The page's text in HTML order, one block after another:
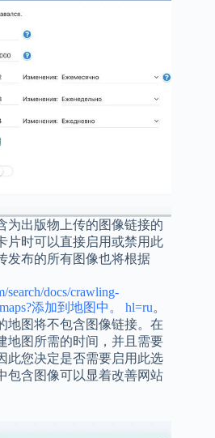
为出版物上传的图像链接的
片时可以直接启用或禁用此
发布的所有图像也将根据
search/docs/crawling-
添加到地图中。 hl=ru。
地图将不包含图像链接。在
地图所​​需的时间，并且需要
此您决定是否需要启用此选
包含图像可以显着改善网站